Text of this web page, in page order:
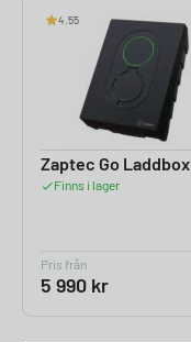
4.55
Zaptec Go Laddbox
Finns i lager
Pris från
5 990 kr